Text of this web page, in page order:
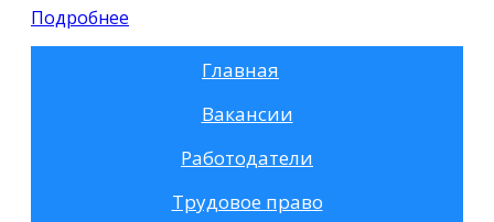
Подробнее
Главная
Вакансии
Работодатели
Трудовое право